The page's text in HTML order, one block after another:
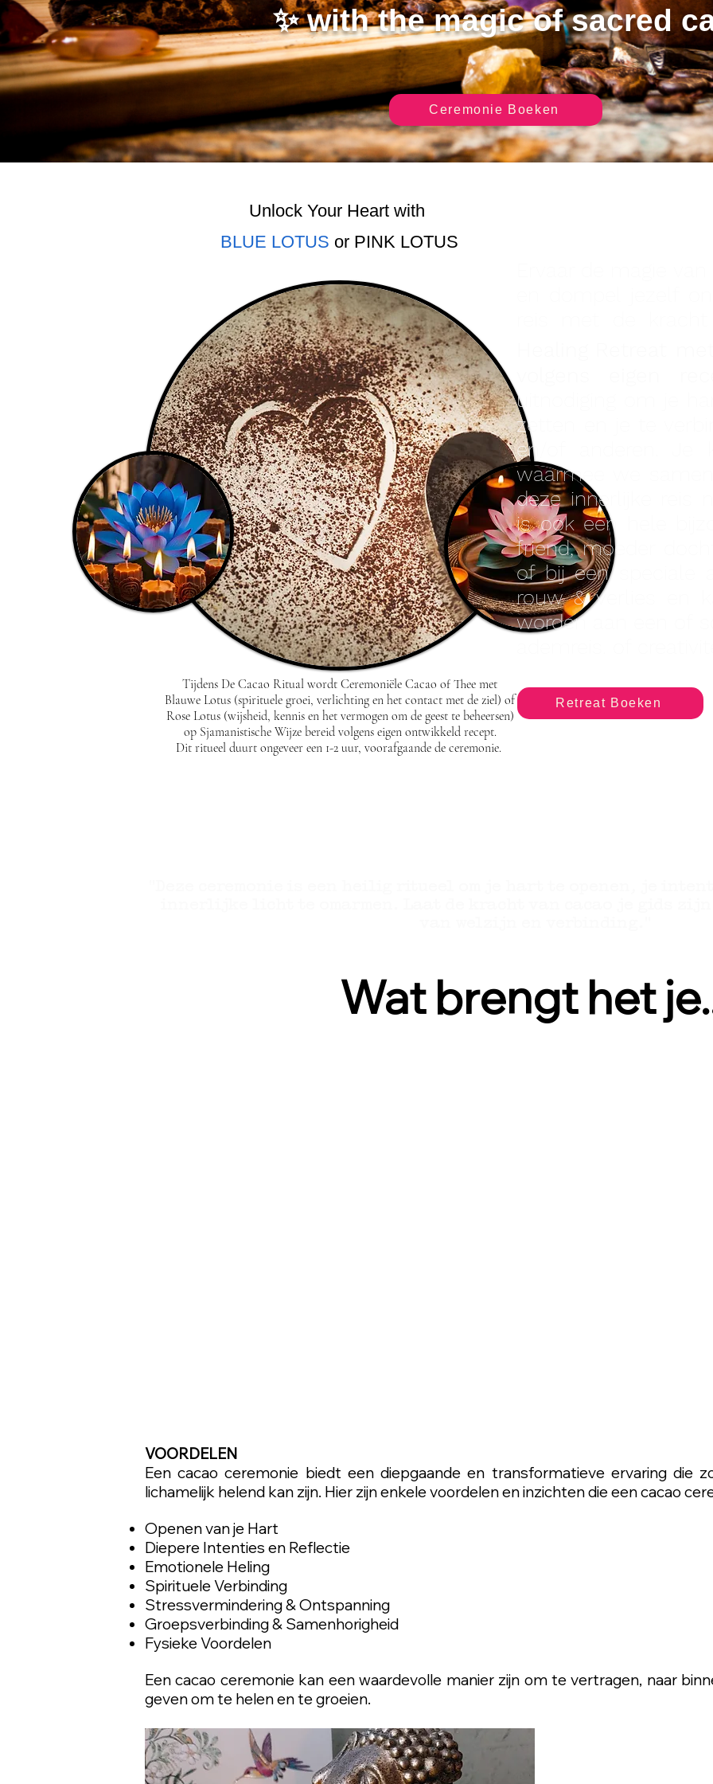
✨ with the magic of sacred
Ceremonie Boeken
Unlock Your Heart with
BLUE LOTUS or PINK LOTUS
Tijdens De Cacao Ritual wordt Ceremoniële Cacao of Thee met
Blauwe Lotus (spirituele groei, verlichting en het contact met de ziel) of
Rose Lotus (wijsheid, kennis en het vermogen om de geest te beheersen)
op Sjamanistische Wijze bereid volgens eigen ontwikkeld recept.
Dit ritueel duurt ongeveer een 1-2 uur, voorafgaande de ceremonie.
uitnodiging om je
zetten en je te
en/of anderen. Je
waarmee we
deze innerlijke reis
is ook een hele
friend, moeder
of bij een speciale
rouw & verlies en
worden aan een of
Retreat Boeken
Wat brengt het
VOORDELEN
Een cacao ceremonie biedt een diepgaande en transformatieve ervaring die
lichamelijk helend kan zijn. Hier zijn enkele voordelen en inzichten die een cacao
Openen van je Hart
Diepere Intenties en Reflectie
Emotionele Heling
Spirituele Verbinding
Stressvermindering & Ontspanning
Groepsverbinding & Samenhorigheid
Fysieke Voordelen
Een cacao ceremonie kan een waardevolle manier zijn om te vertragen, naar
geven om te helen en te groeien.